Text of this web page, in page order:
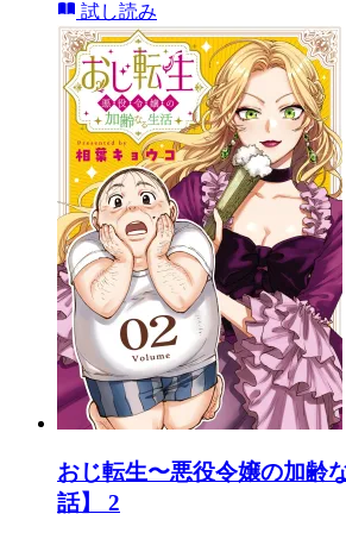
試し読み
おじ転生〜悪役令嬢の加齢
話】 2